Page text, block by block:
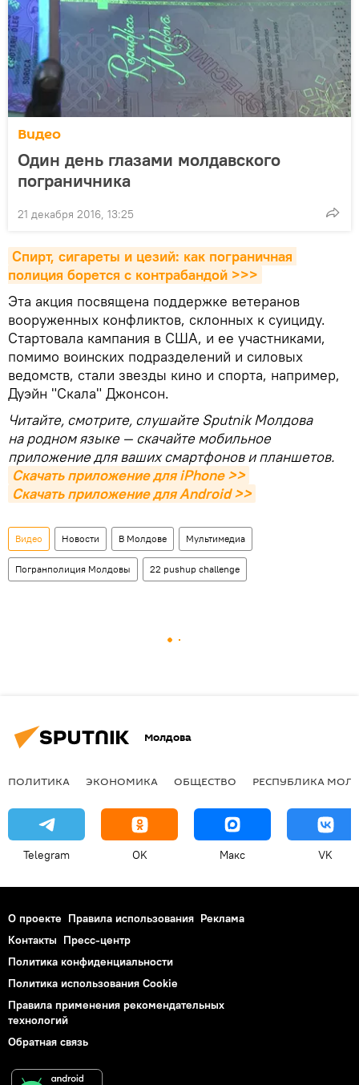
Видео
Один день глазами молдавского
пограничника
21 декабря 2016, 13:25
Спирт, сигареты и цезий: как пограничная
полиция борется с контрабандой >>>
Эта акция посвящена поддержке ветеранов
вооруженных конфликтов, склонных к суициду.
Стартовала кампания в США, и ее участниками,
помимо воинских подразделений и силовых
ведомств, стали звезды кино и спорта, например,
Дуэйн "Скала" Джонсон.
Читайте, смотрите, слушайте Sputnik Молдова
на родном языке — скачайте мобильное
приложение для ваших смартфонов и планшетов.
Скачать приложение для iPhone >>
Скачать приложение для Android >>
Видео Новости В Молдове Мультимедиа
Погранполиция Молдовы 22 pushup challenge
Молдова
ПОЛИТИКА ЭКОНОМИКА ОБЩЕСТВО РЕСПУБЛИКА
Telegram OK Макс VK
О проекте Правила использования Реклама
Контакты Пресс-центр
Политика конфиденциальности
Политика использования Cookie
Правила применения рекомендательных
технологий
Обратная связь